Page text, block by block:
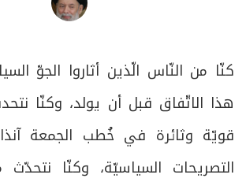
كنّا من النّاس الّذين أثاروا الجوّ
هذا الاتّفاق قبل أن يولد، وكنّا
قويّة وثائرة في خُطب الجمعة
التصريحات السياسيّة، وكنّا